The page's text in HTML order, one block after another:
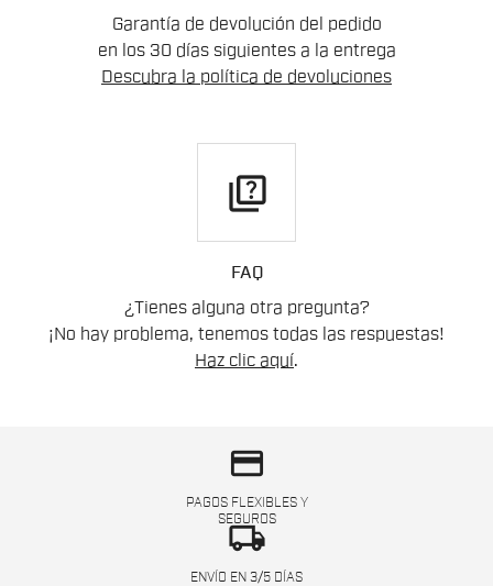
Garantía de devolución del pedido
en los 30 días siguientes a la entrega
Descubra la política de devoluciones
quiz
FAQ
¿Tienes alguna otra pregunta?
¡No hay problema, tenemos todas las respuestas!
Haz clic aquí.
credit_card
PAGOS FLEXIBLES Y
SEGUROS
local_shipping
ENVÍO EN 3/5 DÍAS